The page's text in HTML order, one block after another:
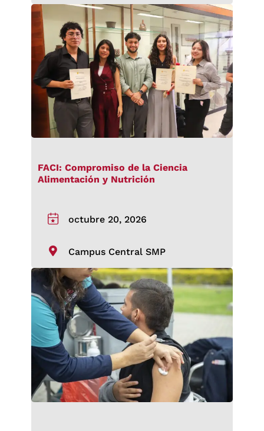
FACI: Compromiso de la Ciencia
Alimentación y Nutrición
octubre 20, 2026
Campus Central SMP